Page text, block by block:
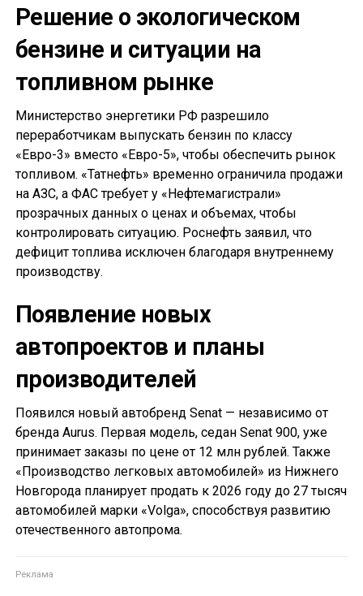
Решение о экологическом
бензине и ситуации на
топливном рынке
Министерство энергетики РФ разрешило
переработчикам выпускать бензин по классу
«Евро-3» вместо «Евро-5», чтобы обеспечить рынок
топливом. «Татнефть» временно ограничила продажи
на АЗС, а ФАС требует у «Нефтемагистрали»
прозрачных данных о ценах и объемах, чтобы
контролировать ситуацию. Роснефть заявил, что
дефицит топлива исключен благодаря внутреннему
производству.
Появление новых
автопроектов и планы
производителей
Появился новый автобренд Senat — независимо от
бренда Aurus. Первая модель, седан Senat 900, уже
принимает заказы по цене от 12 млн рублей. Также
«Производство легковых автомобилей» из Нижнего
Новгорода планирует продать к 2026 году до 27 тысяч
автомобилей марки «Volga», способствуя развитию
отечественного автопрома.